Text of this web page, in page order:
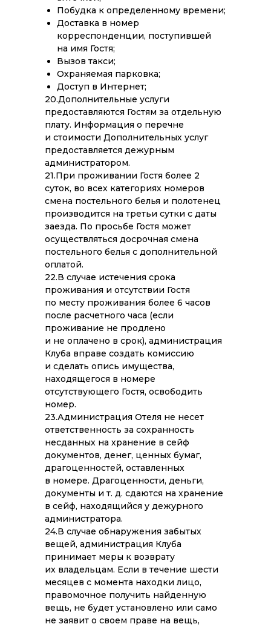
Побудка к определенному времени;
Доставка в номер
корреспонденции, поступившей
на имя Гостя;
Вызов такси;
Охраняемая парковка;
Доступ в Интернет;
20.Дополнительные услуги
предоставляются Гостям за отдельную
плату. Информация о перечне
и стоимости Дополнительных услуг
предоставляется дежурным
администратором.
21.При проживании Гостя более 2
суток, во всех категориях номеров
смена постельного белья и полотенец
производится на третьи сутки с даты
заезда. По просьбе Гостя может
осуществляться досрочная смена
постельного белья с дополнительной
оплатой.
22.В случае истечения срока
проживания и отсутствии Гостя
по месту проживания более 6 часов
после расчетного часа (если
проживание не продлено
и не оплачено в срок), администрация
Клуба вправе создать комиссию
и сделать опись имущества,
находящегося в номере
отсутствующего Гостя, освободить
номер.
23.Администрация Отеля не несет
ответственность за сохранность
несданных на хранение в сейф
документов, денег, ценных бумаг,
драгоценностей, оставленных
в номере. Драгоценности, деньги,
документы и т. д. сдаются на хранение
в сейф, находящийся у дежурного
администратора.
24.В случае обнаружения забытых
вещей, администрация Клуба
принимает меры к возврату
их владельцам. Если в течение шести
месяцев с момента находки лицо,
правомочное получить найденную
вещь, не будет установлено или само
не заявит о своем праве на вещь,